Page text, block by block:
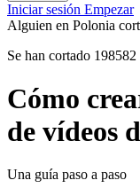
Iniciar sesión Empezar
Alguien en Polonia
Se han cortado
Cómo
de vídeos
Una guía paso a paso